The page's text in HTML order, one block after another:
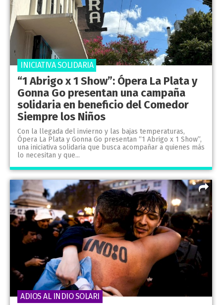
“1 Abrigo x 1 Show”: Ópera La Plata y
Gonna Go presentan una campaña
solidaria en beneficio del Comedor
Siempre los Niños
Con la llegada del invierno y las bajas temperaturas,
Ópera La Plata y Gonna Go presentan “1 Abrigo x 1 Show”,
una iniciativa solidaria que busca acompañar a quienes más
lo necesitan y que...
INICIATIVA SOLIDARIA
ADIOS AL INDIO SOLARI